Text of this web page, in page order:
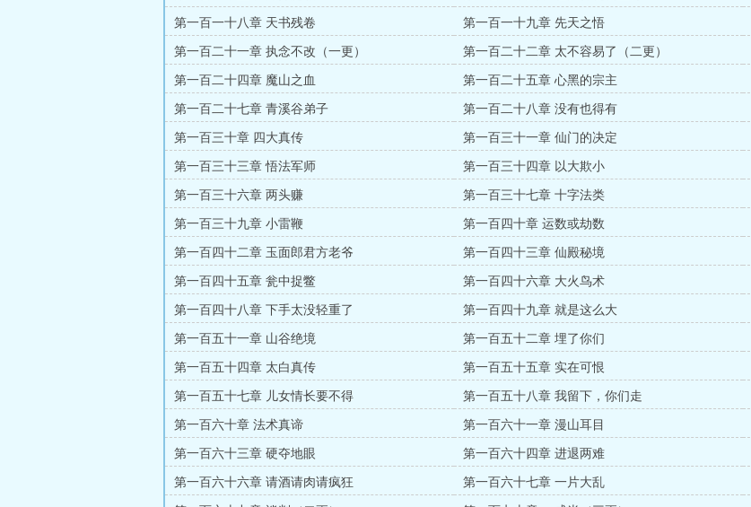
第一百一十八章 天书残卷 第一百一十九章 先天之悟
第一百二十一章 执念不改（一更） 第一百二十二章 太不容易了（二更）
第一百二十四章 魔山之血 第一百二十五章 心黑的宗主
第一百二十七章 青溪谷弟子 第一百二十八章 没有也得有
第一百三十章 四大真传 第一百三十一章 仙门的决定
第一百三十三章 悟法军师 第一百三十四章 以大欺小
第一百三十六章 两头赚 第一百三十七章 十字法类
第一百三十九章 小雷鞭 第一百四十章 运数或劫数
第一百四十二章 玉面郎君方老爷 第一百四十三章 仙殿秘境
第一百四十五章 瓮中捉鳖 第一百四十六章 大火鸟术
第一百四十八章 下手太没轻重了 第一百四十九章 就是这么大
第一百五十一章 山谷绝境 第一百五十二章 埋了你们
第一百五十四章 太白真传 第一百五十五章 实在可恨
第一百五十七章 儿女情长要不得 第一百五十八章 我留下，你们走
第一百六十章 法术真谛 第一百六十一章 漫山耳目
第一百六十三章 硬夺地眼 第一百六十四章 进退两难
第一百六十六章 请酒请肉请疯狂 第一百六十七章 一片大乱